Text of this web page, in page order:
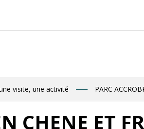
visite, une activité PARC
CHENE ET